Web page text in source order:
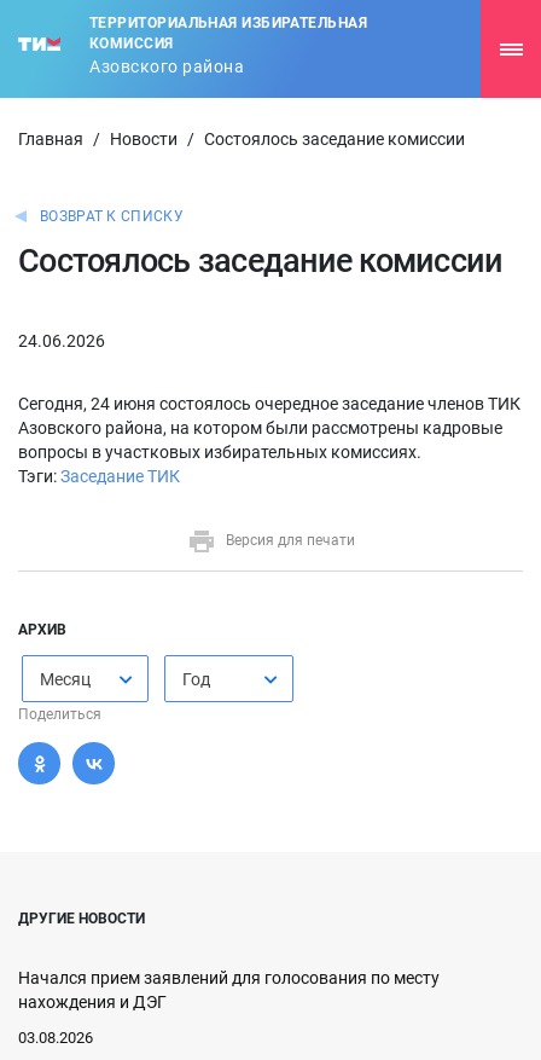
ТЕРРИТОРИАЛЬНАЯ ИЗБИРАТЕЛЬНАЯ
КОМИССИЯ
Азовского района
Главная / Новости / Состоялось заседание комиссии
ВОЗВРАТ К СПИСКУ
Состоялось заседание комиссии
24.06.2026
Сегодня, 24 июня состоялось очередное заседание членов ТИК
Азовского района, на котором были рассмотрены кадровые
вопросы в участковых избирательных комиссиях.
Тэги:Заседание ТИК
Версия для печати
АРХИВ
Месяц Год
Поделиться
ДРУГИЕ НОВОСТИ
Начался прием заявлений для голосования по месту
нахождения и ДЭГ
03.08.2026